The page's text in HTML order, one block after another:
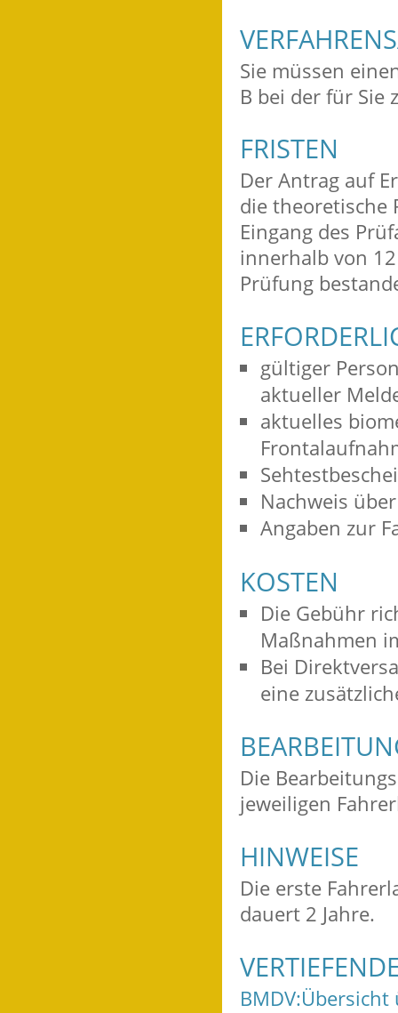
Sie müssen
B bei der für Sie
FRISTEN
Der Antrag auf
die theoretische
Eingang des
innerhalb von
Prüfung
gültiger
aktueller
aktuelles
Nachweis
Angaben zur
KOSTEN
Die Gebühr
Maßnahmen
Bei
eine
Die
jeweiligen
HINWEISE
Die erste
dauert 2 Jahre.